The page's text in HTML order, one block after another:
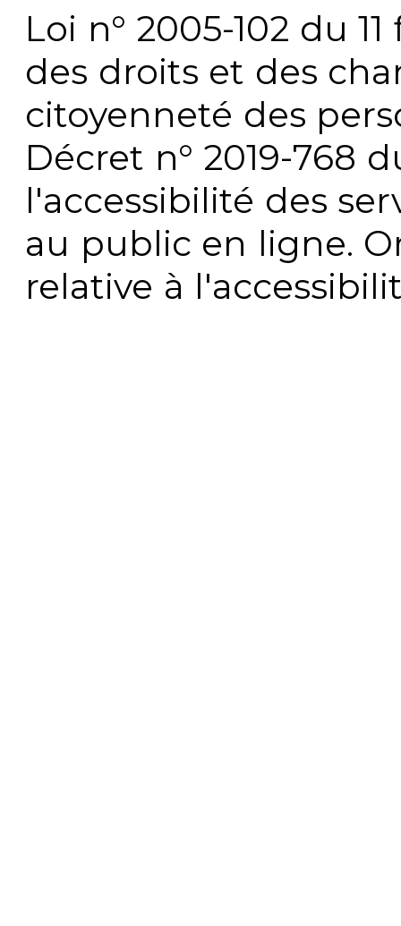
Loi n° 2005-102 du
des droits et des
citoyenneté des
Décret n° 2019-768
l'accessibilité des
au public en ligne.
relative à